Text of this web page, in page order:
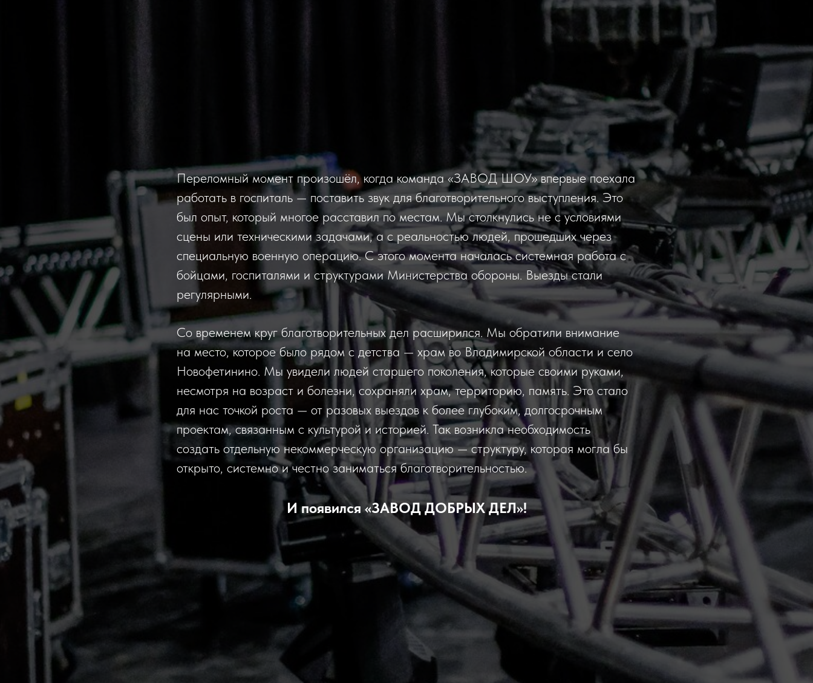
Переломный момент произошёл, когда команда «ЗАВОД ШОУ» впервые поехала
работать в госпиталь — поставить звук для благотворительного выступления. Это
был опыт, который многое расставил по местам. Мы столкнулись не с условиями
сцены или техническими задачами, а с реальностью людей, прошедших через
специальную военную операцию. С этого момента началась системная работа с
бойцами, госпиталями и структурами Министерства обороны. Выезды стали
регулярными.
Со временем круг благотворительных дел расширился. Мы обратили внимание
на место, которое было рядом с детства — храм во Владимирской области и село
Новофетинино. Мы увидели людей старшего поколения, которые своими руками,
несмотря на возраст и болезни, сохраняли храм, территорию, память. Это стало
для нас точкой роста — от разовых выездов к более глубоким, долгосрочным
проектам, связанным с культурой и историей. Так возникла необходимость
создать отдельную некоммерческую организацию — структуру, которая могла бы
открыто, системно и честно заниматься благотворительностью.
И появился «ЗАВОД ДОБРЫХ ДЕЛ»!